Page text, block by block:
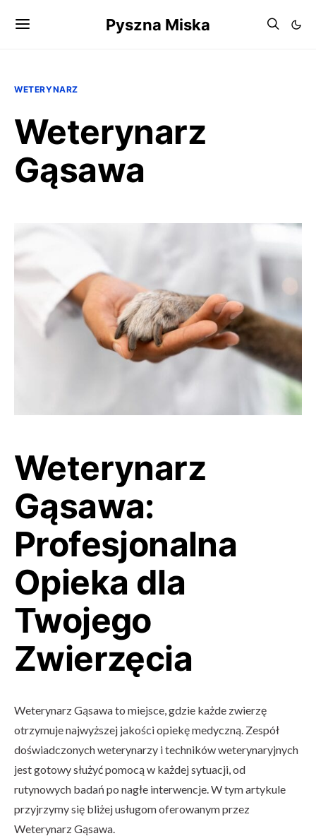
Pyszna Miska
WETERYNARZ
Weterynarz
Gąsawa
Weterynarz
Gąsawa:
Profesjonalna
Opieka dla
Twojego
Zwierzęcia
Weterynarz Gąsawa to miejsce, gdzie każde zwierzę
otrzymuje najwyższej jakości opiekę medyczną. Zespół
doświadczonych weterynarzy i techników weterynaryjnych
jest gotowy służyć pomocą w każdej sytuacji, od
rutynowych badań po nagłe interwencje. W tym artykule
przyjrzymy się bliżej usługom oferowanym przez
Weterynarz Gąsawa.